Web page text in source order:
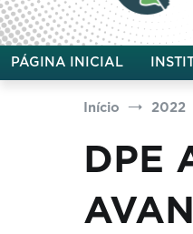
PÁGINA INICIAL
Início 2022
DPE